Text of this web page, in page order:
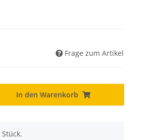
Frage zum Artikel
In den Warenkorb